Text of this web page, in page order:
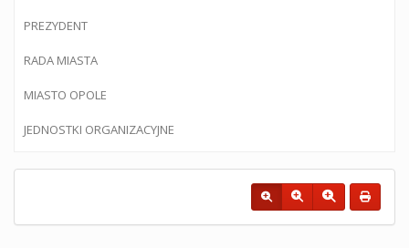
PREZYDENT
RADA MIASTA
MIASTO OPOLE
JEDNOSTKI ORGANIZACYJNE